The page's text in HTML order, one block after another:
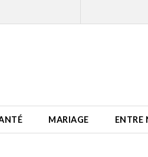
MARIAGE ENTRE